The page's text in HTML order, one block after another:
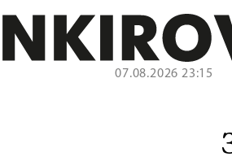
07.08.2026 23:15